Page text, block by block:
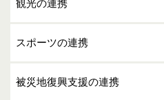
観光の連携
スポーツの連携
被災地復興支援の連携